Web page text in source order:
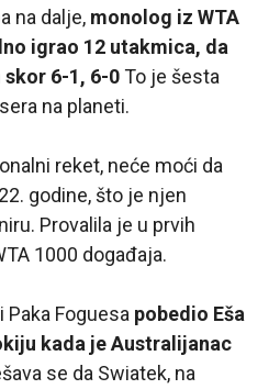
na dalje, monolog iz WTA
igrao 12 utakmica, da
6-1, 6-0To je šesta
na planeti.
reket, neće moći da
godine, što je njen
Provalila je u prvih
1000 događaja.
Paka Foguesa pobedio Eša
kada je Australijanac
se da Swiatek, na